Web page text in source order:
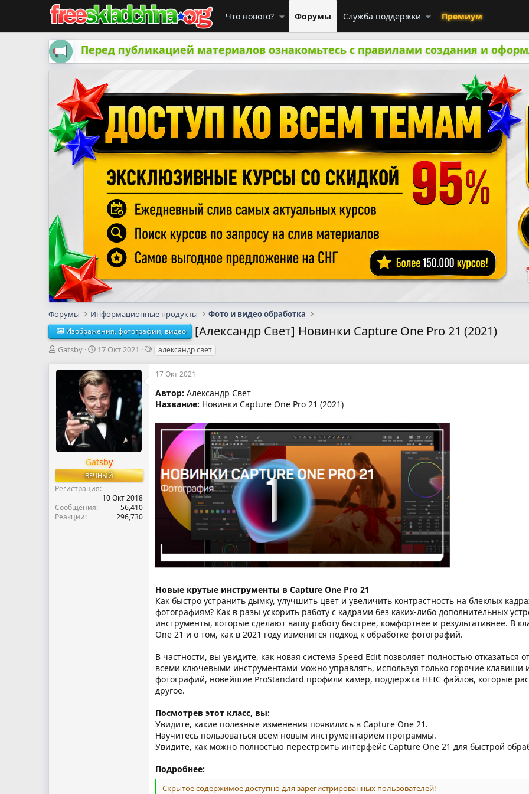
Что нового? Форумы Служба поддержки Премиум
Перед публикацией материалов ознакомьтесь с правилами создания и
Форумы Информационные продукты Фото и видео обработка
Изображения, фотографии, видео [Александр Свет] Новинки Capture One Pro 21 (2021)
А
т
м
Gatsby
Д
т
а
н
а
ч
а
л
17 Окт 2021
Т
г
и
александр свет
Gatsby
ВЕЧНЫЙ
Регистрация
10 Окт 2018
Сообщения
56,410
Реакции
296,730
17 Окт 2021
Автор: Александр Свет
Название: Новинки Capture One Pro 21 (2021)
Новые крутые инструменты в Capture One Pro 21
Как быстро устранить дымку, улучшить цвет и увеличить контрастность на блеклых
фотографиям? Как в разы ускорить работу с кадрами без каких-либо дополнительных
инструменты, которые сделают вашу работу быстрее, комфортнее и результативнее. В
One 21 и о том, как в 2021 году изменится подход к обработке фотографий.
В частности, вы увидите, как новая система Speed Edit позволяет полностью отказаться
всеми ключевыми инструментами можно управлять, используя только горячие
фотографий, новейшие ProStandard профили камер, поддержка HEIC файлов, которые
другое.
Посмотрев этот класс, вы:
Увидите, какие полезные изменения появились в Capture One 21.
Научитесь пользоваться всем новым инструментарием программы.
Увидите, как можно полностью перестроить интерфейс Capture One 21 для быстрой
Подробнее:
Скрытое содержимое доступно для зарегистрированных пользователей!